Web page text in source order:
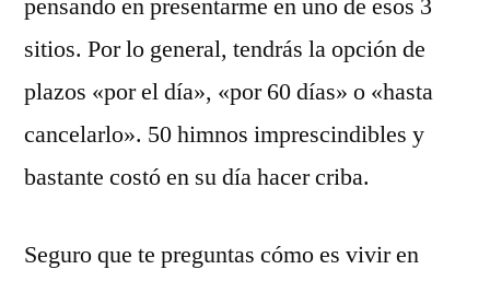
pensando en presentarme en uno de esos 3
sitios. Por lo general, tendrás la opción de
plazos «por el día», «por 60 días» o «hasta
cancelarlo». 50 himnos imprescindibles y
bastante costó en su día hacer criba.
Seguro que te preguntas cómo es vivir en